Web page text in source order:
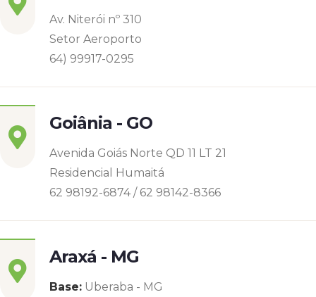
Av. Niterói nº 310
Setor Aeroporto
64) 99917-0295
Goiânia - GO
Avenida Goiás Norte QD 11 LT 21
Residencial Humaitá
62 98192-6874 / 62 98142-8366
Araxá - MG
Base: Uberaba - MG